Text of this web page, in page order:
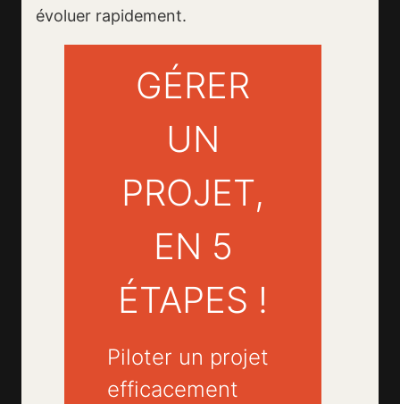
évoluer rapidement.
GÉRER
UN
PROJET,
EN 5
ÉTAPES !
Piloter un projet
efficacement